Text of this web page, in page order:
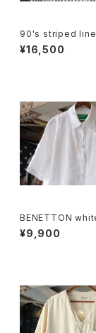
90's striped
-neck Jacket
¥16,500
BENETTON
n S/S Shirt
¥9,900